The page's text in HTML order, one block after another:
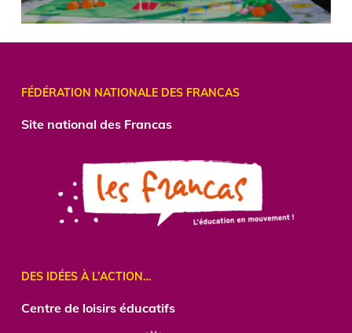
FÉDÉRATION NATIONALE DES FRANCAS
Site national des Francas
DES IDÉES À L’ACTION…
Centrede loisirs éducatifs